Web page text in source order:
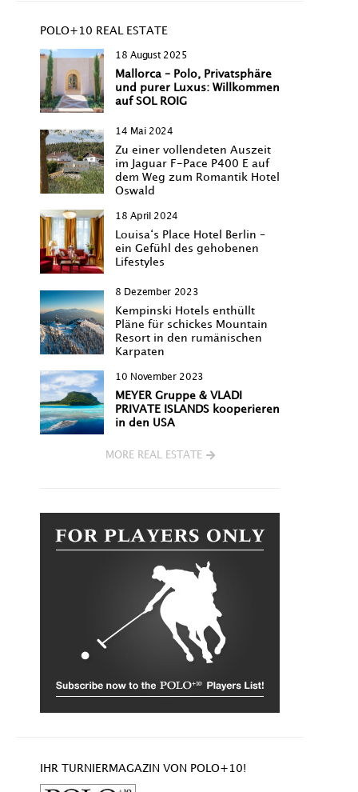
POLO+10 REAL ESTATE
18 August 2025
Mallorca – Polo, Privatsphäre
und purer Luxus: Willkommen
auf SOL ROIG
14 Mai 2024
Zu einer vollendeten Auszeit
im Jaguar F-Pace P400 E auf
dem Weg zum Romantik Hotel
Oswald
18 April 2024
Louisa‘s Place Hotel Berlin –
ein Gefühl des gehobenen
Lifestyles
8 Dezember 2023
Kempinski Hotels enthüllt
Pläne für schickes Mountain
Resort in den rumänischen
Karpaten
10 November 2023
MEYER Gruppe & VLADI
PRIVATE ISLANDS kooperieren
in den USA
MORE REAL ESTATE
IHR TURNIERMAGAZIN VON POLO+10!